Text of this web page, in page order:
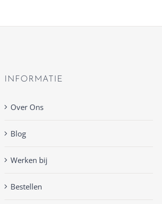
INFORMATIE
Over Ons
Blog
Werken bij
Bestellen